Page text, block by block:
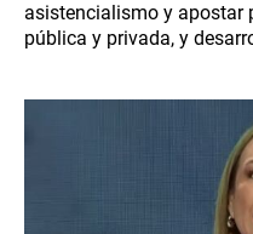
asistencialismo y apostar
pública y privada, y